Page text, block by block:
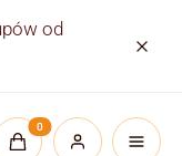
od
wyszukiwarkę
w